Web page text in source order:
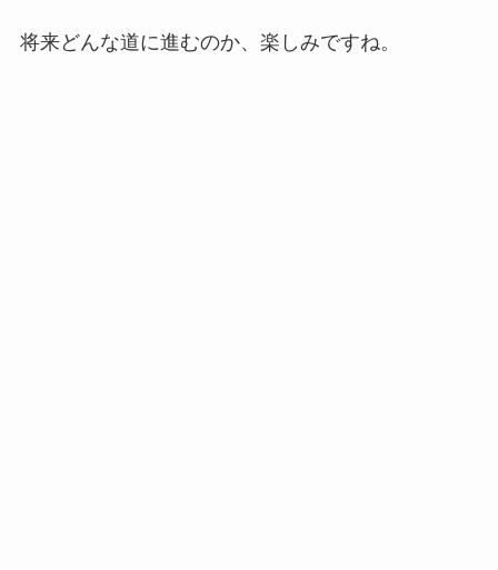
将来どんな道に進むのか、楽しみですね。